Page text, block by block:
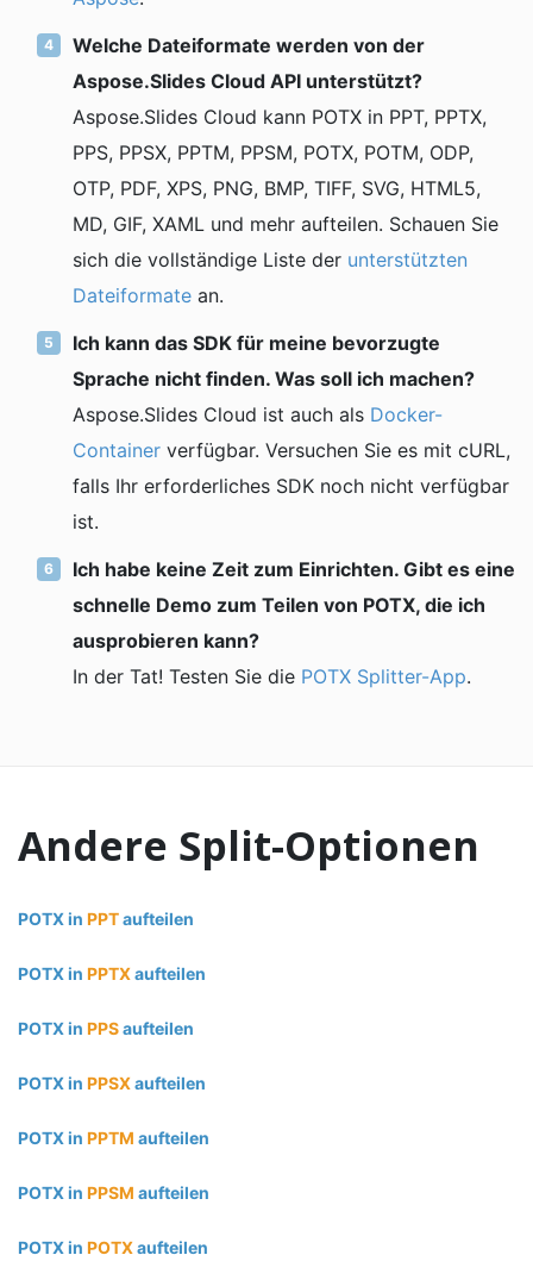
Welche Dateiformate werden von der
Aspose.Slides Cloud API unterstützt?
Aspose.Slides Cloud kann POTX in PPT, PPTX,
PPS, PPSX, PPTM, PPSM, POTX, POTM, ODP,
OTP, PDF, XPS, PNG, BMP, TIFF, SVG, HTML5,
MD, GIF, XAML und mehr aufteilen. Schauen Sie
sich die vollständige Liste der unterstützten
Dateiformate an.
Ich kann das SDK für meine bevorzugte
Sprache nicht finden. Was soll ich machen?
Aspose.Slides Cloud ist auch als Docker-
Container verfügbar. Versuchen Sie es mit cURL,
falls Ihr erforderliches SDK noch nicht verfügbar
ist.
Ich habe keine Zeit zum Einrichten. Gibt es eine
schnelle Demo zum Teilen von POTX, die ich
ausprobieren kann?
In der Tat! Testen Sie die POTX Splitter-App.
Andere Split-Optionen
POTX in PPTaufteilen
POTX in PPTXaufteilen
POTX in PPSaufteilen
POTX in PPSXaufteilen
POTX in PPTM aufteilen
POTX in PPSM aufteilen
POTX in POTXaufteilen